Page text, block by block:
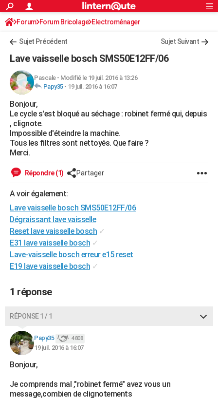
ACTUALITÉS
Politique
Société
Faits Divers
Education
Monde
Villes
+
FINANCE
Retraite
Impôts
Epargne
Immobilier
Risques naturels par ville
Banque
Assurance
Crédit
AUTO
Essais
Réserver un essai
Citadines
Berlines
SUV
Forum auto
+HIGH-TECH
Mobiles
Meilleur smartphone
Internet
Ordinateurs
Jeux vidéo
Guide high-tech
+BRICOLAGE
Forum
Aménagement intérieur
Extérieur
Cuisine
Salle de bains
Jardinage
Rangement
WEEK-END
Guides de France
Escapades
Patrimoine
Expositions
Musées
Week-end nature
LIFESTYLE
SANTE
Alimentation
Guide de la santé
Maladies
Médicaments
Sommeil
VOYAGE
Destinations
City break
Voyage nature
Voyage de noces
Forum
Climat
+PHOTO
GUIDES D'ACHAT
BONS PLANS
CARTE DE VOEUX
COPAINS D'AVANT
S'inscrire
Se connecter
Lycées
Collèges
Primaires
Universités
Entreprises
Service militaire
Avis de recherche
AVIS DE DÉCÈS
FORUM
S'inscrire
Connexion
Forum Forum Bricolage Electroménager
Sujet Précédent Sujet Suivant
Lave vaisselle bosch SMS50E12FF/06
Pascale- Modifié le 19 juil. 2016 à 13:26
Papy35- 19 juil. 2016 à 16:07
Bonjour,
Le cycle s'est bloqué au séchage : robinet fermé qui, depuis
, clignote.
Impossible d'éteindre la machine.
Tous les filtres sont nettoyés. Que faire ?
Merci.
Répondre (1) Partager
A voir également:
Lave vaisselle bosch SMS50E12FF/06
Dégraissant lave vaisselle
Reset lave vaisselle bosch ✓
E31 lave vaisselle bosch ✓
Lave-vaisselle bosch erreur e15 reset
E19 lave vaisselle bosch ✓
1 réponse
RÉPONSE 1 / 1
Papy35 4 808
19 juil. 2016 à 16:07
Bonjour,
Je comprends mal ,"robinet fermé" avez vous un
message,combien de clignotements